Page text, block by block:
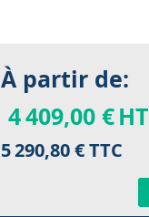
À partir de:
4 409,00 €HT
5 290,80 € TTC